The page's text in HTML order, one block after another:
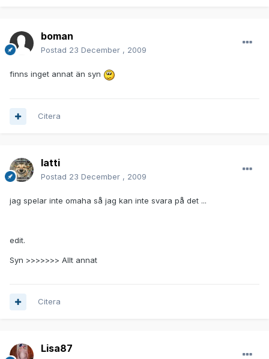
boman
Postad 23 December , 2009
finns inget annat än syn
Citera
latti
Postad 23 December , 2009
jag spelar inte omaha så jag kan inte svara på det ...
edit.
Syn >>>>>>> Allt annat
Citera
Lisa87